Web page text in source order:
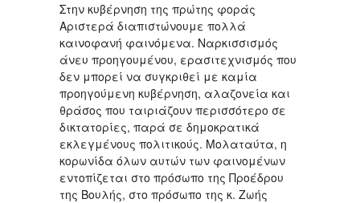
Στην κυβέρνηση της πρώτης φοράς
Αριστερά διαπιστώνουμε πολλά
καινοφανή φαινόμενα. Ναρκισσισμός
άνευ προηγουμένου, ερασιτεχνισμός που
δεν μπορεί να συγκριθεί με καμία
προηγούμενη κυβέρνηση, αλαζονεία και
θράσος που ταιριάζουν περισσότερο σε
δικτατορίες, παρά σε δημοκρατικά
εκλεγμένους πολιτικούς. Μολαταύτα, η
κορωνίδα όλων αυτών των φαινομένων
εντοπίζεται στο πρόσωπο της Προέδρου
της Βουλής, στο πρόσωπο της κ. Ζωής